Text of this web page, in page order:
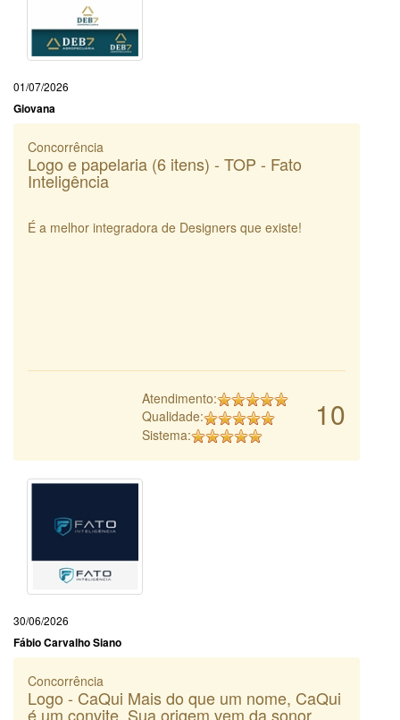
01/07/2026
Giovana
Concorrência
Logo e papelaria (6 itens) - TOP - Fato
Inteligência
É a melhor integradora de Designers que existe!
10
Atendimento:
Qualidade:
Sistema:
30/06/2026
Fábio Carvalho Siano
Concorrência
Logo - CaQui Mais do que um nome, CaQui
é um convite. Sua origem vem da sonor